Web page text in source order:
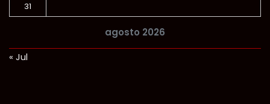
agosto 2026
31
« Jul